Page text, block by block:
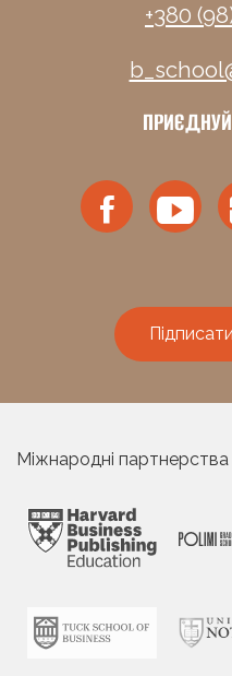
+380
Міжнародні партнерства